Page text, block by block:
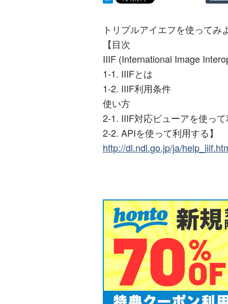
トリプルアイエフを使ってみ
【目次
IIIF (International Image
1-1. IIIFとは
1-2. IIIF利用条件
使い方
2-1. IIIF対応ビューアを使っ
2-2. APIを使って利用する】
http://dl.ndl.go.jp/ja/